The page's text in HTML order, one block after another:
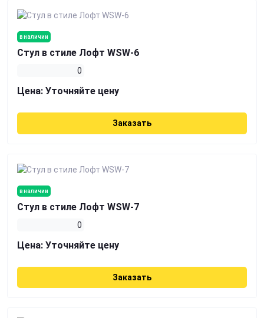
в наличии
Стул в стиле Лофт WSW-6
0
Цена: Уточняйте цену
Заказать
в наличии
Стул в стиле Лофт WSW-7
0
Цена: Уточняйте цену
Заказать